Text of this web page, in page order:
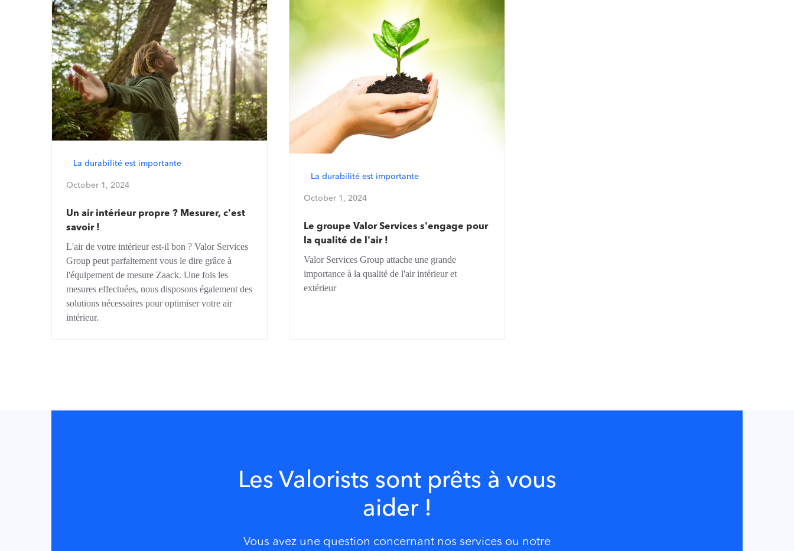
La durabilité est importante
October 1, 2024
Un air intérieur propre ? Mesurer, c'est
savoir !
L'air de votre intérieur est-il bon ? Valor Services
Group peut parfaitement vous le dire grâce à
l'équipement de mesure Zaack. Une fois les
mesures effectuées, nous disposons également des
solutions nécessaires pour optimiser votre air
intérieur.
La durabilité est importante
October 1, 2024
Le groupe Valor Services s'engage pour
la qualité de l'air !
Valor Services Group attache une grande
importance à la qualité de l'air intérieur et
extérieur
Les Valorists sont prêts à vous
aider !
Vous avez une question concernant nos services ou notre